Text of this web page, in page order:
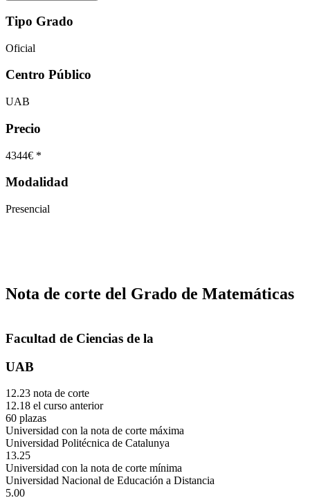
Tipo Grado
Oficial
Centro Público
UAB
Precio
4344€ *
Modalidad
Presencial
Nota de corte del Grado de Matemáticas
Facultad de Ciencias de la
UAB
12.23 nota de corte
12.18 el curso anterior
60 plazas
Universidad con la nota de corte máxima
Universidad Politécnica de Catalunya
13.25
Universidad con la nota de corte mínima
Universidad Nacional de Educación a Distancia
5.00